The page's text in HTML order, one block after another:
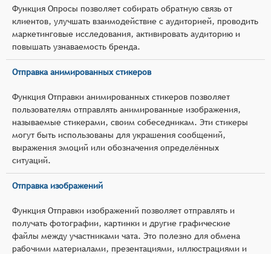
Функция Опросы позволяет собирать обратную связь от
клиентов, улучшать взаимодействие с аудиторией, проводить
маркетинговые исследования, активировать аудиторию и
повышать узнаваемость бренда.
Отправка анимированных стикеров
Функция Отправки анимированных стикеров позволяет
пользователям отправлять анимированные изображения,
называемые стикерами, своим собеседникам. Эти стикеры
могут быть использованы для украшения сообщений,
выражения эмоций или обозначения определённых
ситуаций.
Отправка изображений
Функция Отправки изображений позволяет отправлять и
получать фотографии, картинки и другие графические
файлы между участниками чата. Это полезно для обмена
рабочими материалами, презентациями, иллюстрациями и